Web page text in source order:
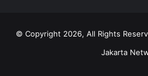
© Copyright 2026, All Rights
Jakarta